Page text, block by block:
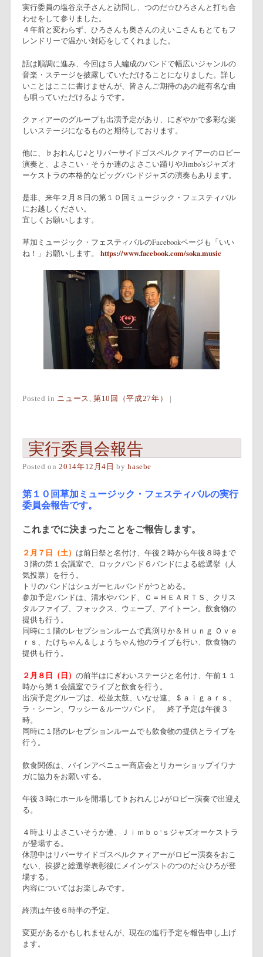
実行委員の塩谷京子さんと訪問し、つのだ☆ひろさんと打ち合
わせをして参りました。
４年前と変わらず、ひろさんも奥さんのえいこさんもとてもフ
レンドリーで温かい対応をしてくれました。
話は順調に進み、今回は５人編成のバンドで幅広いジャンルの
音楽・ステージを披露していただけることになりました。詳し
いことはここに書けませんが、皆さんご期待のあの超有名な曲
も唄っていただけるようです。
クァィアーのグループも出演予定があり、にぎやかで多彩な楽
しいステージになるものと期待しております。
他に、♭おれんじ♪とリバーサイドゴスペルクァイアーのロビー
演奏と、よさこい・そうか連のよさこい踊りやJimbo’sジャズオ
ーケストラの本格的なビッグバンドジャズの演奏もあります。
是非、来年２月８日の第１０回ミュージック・フェスティバル
にお越しください。
宜しくお願いします。
草加ミュージック・フェスティバルのFacebookページも「いい
ね！」お願いします。 https://www.facebook.com/soka.music
Posted in ニュース ,第10回（平成27年） |
実行委員会報告
Posted on2014年12月4日 byhasebe
第１０回草加ミュージック・フェスティバルの実行
委員会報告です。
これまでに決まったことをご報告します。
２月７日（土） は前日祭と名付け、午後２時から午後８時まで
３階の第１会議室で、ロックバンド６バンドによる総選挙（人
気投票）を行う。
トリのバンドはシュガーヒルバンドがつとめる。
参加予定バンドは、清水やバンド、Ｃ＝ＨＥＡＲＴＳ、クリス
タルファイブ、フォックス、ウェーブ、アイトーン。飲食物の
提供も行う。
同時に１階のレセプションルームで真渕りか＆Ｈｕｎｇ Ｏｖｅ
ｒｓ、たけちゃん＆しょうちゃん他のライブも行い、飲食物の
提供も行う。
２月８日（日） の前半はにぎわいステージと名付け、午前１１
時から第１会議室でライブと飲食を行う。
出演予定グループは、松並太鼓、いなせ連、＄ａｉｇａｒｓ、
ラ・シーン、ワッシー＆ルーツバンド。 終了予定は午後３
時。
同時に１階のレセプションルームでも飲食物の提供とライブを
行う。
飲食関係は、パインアベニュー商店会とリカーショップイワナ
ガに協力をお願いする。
午後３時にホールを開場して♭おれんじ♪がロビー演奏で出迎え
る。
４時よりよさこいそうか連、Ｊｉｍｂｏ‘ｓジャズオーケストラ
が登場する。
休憩中はリバーサイドゴスペルクァィアーがロビー演奏をおこ
ない、挨拶と総選挙表彰後にメインゲストのつのだ☆ひろが登
場する。
内容についてはお楽しみです。
終演は午後６時半の予定。
変更があるかもしれませんが、現在の進行予定を報告申し上げ
ます。